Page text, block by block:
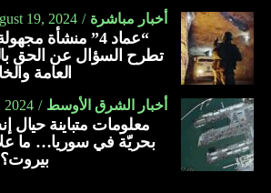
أخبار مباشرة 19, 2024
“عماد 4” منشأة
تطرح السؤال عن الحق
العامة
أخبار الشرق الأوسط 2024
معلومات متباينة حيال
بحريّة في سوريا… ما
بيروت؟